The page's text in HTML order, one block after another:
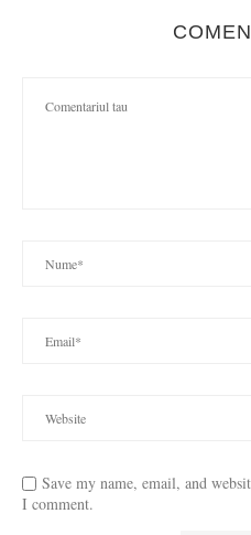
Save my name, email, and
I comment.